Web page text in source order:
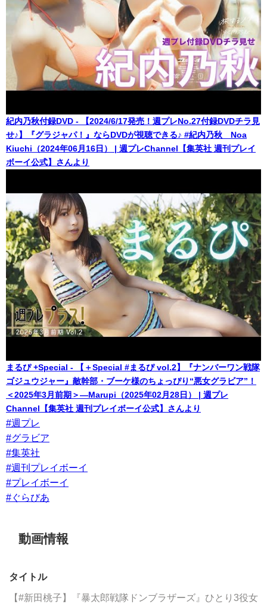
紀内乃秋付録DVD - 【2024/6/17発売！週プレNo.27付録DVDチラ見
せ♪】『グラジャパ！』ならDVDが視聴できる♪ #紀内乃秋 Noa
Kiuchi（2024年06月16日） | 週プレChannel【集英社 週刊プレイ
ボーイ公式】さんより
まるぴ +Special - 【＋Special #まるぴ vol.2】『ナンバーワン戦隊
ゴジュウジャー』敵幹部・ブーケ様のちょっぴり“悪女グラビア”！
＜2025年3月前期＞―Marupi（2025年02月28日） | 週プレ
Channel【集英社 週刊プレイボーイ公式】さんより
#週プレ
#グラビア
#集英社
#週刊プレイボーイ
#プレイボーイ
#ぐらびあ
動画情報
タイトル
【#新田桃子】『暴太郎戦隊ドンブラザーズ』ひとり3役女